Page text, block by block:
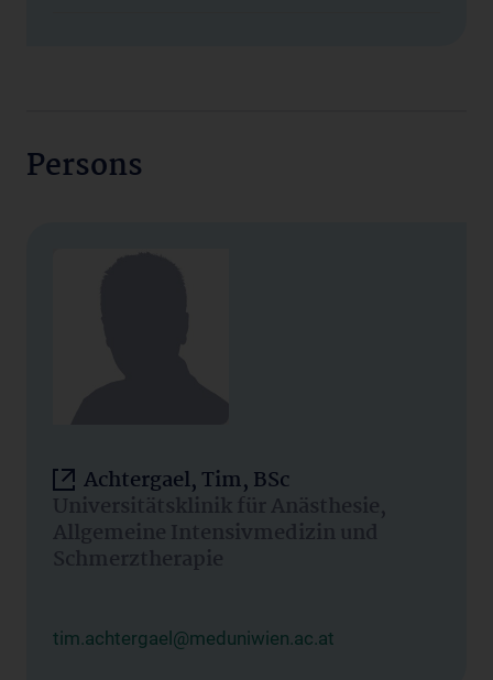
Persons
Achtergael, Tim, BSc
Universitätsklinik für Anästhesie,
Allgemeine Intensivmedizin und
Schmerztherapie
tim.achtergael@meduniwien.ac.at